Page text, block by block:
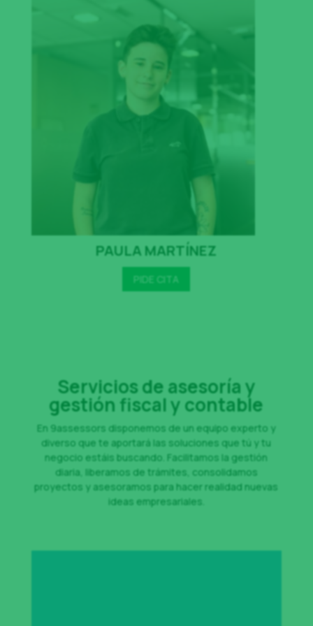
PAULA MARTÍNEZ
PIDE CITA
Servicios de asesoría y
gestión fiscal y contable
En 9assessors disponemos de un equipo experto y
diverso que te aportará las soluciones que tú y tu
negocio estáis buscando. Facilitamos la gestión
diaria, liberamos de trámites, consolidamos
proyectos y asesoramos para hacer realidad nuevas
ideas empresariales.
que tratamos en 9 AS2ES2ORS SL proceden del propio interesado.